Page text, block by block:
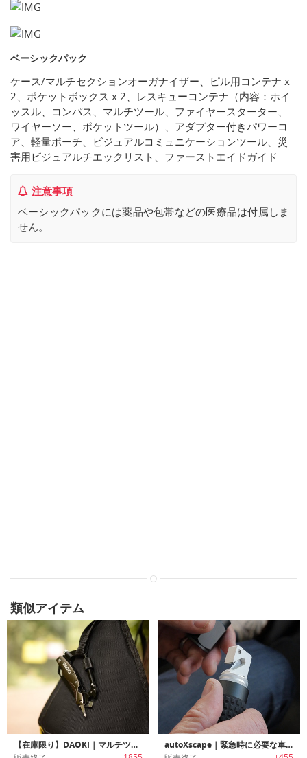
ベーシックパック
ケース/マルチセクションオーガナイザー、ピル用コンテナ x
2、ポケットボックス x 2、レスキューコンテナ（内容：ホイ
ッスル、コンパス、マルチツール、ファイヤースターター、
ワイヤーソー、ポケットツール）、アダプター付きパワーコ
ア、軽量ポーチ、ビジュアルコミュニケーションツール、災
害用ビジュアルチエックリスト、ファーストエイドガイド
注意事項
ベーシックパックには薬品や包帯などの医療品は付属しま
せん。
類似アイテム
【在庫限り】DAOKI｜マルチツール搭載7イン1サバイバルカラビナ autoXscape｜緊急時に必要な車内脱出ツール搭載フラッシュライト「オートエスケープ」